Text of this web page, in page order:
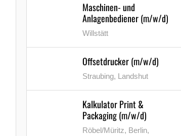
Maschinen- und
Anlagenbediener (m/w/d)
Willstätt
Offsetdrucker (m/w/d)
Straubing, Landshut
Kalkulator Print &
Packaging (m/w/d)
Röbel/Müritz, Berlin,